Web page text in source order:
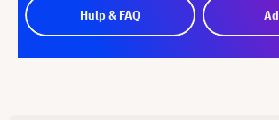
Hulp & FAQ